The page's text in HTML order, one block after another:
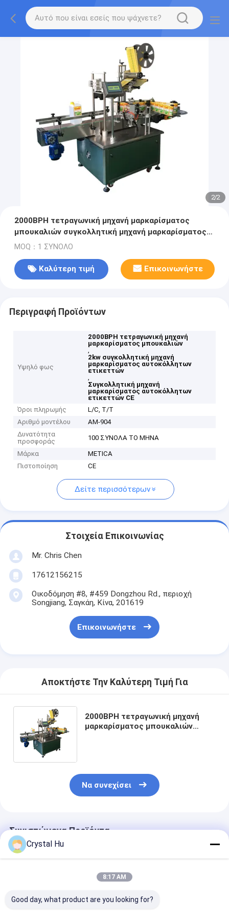
2/2
2000BPH τετραγωνική μηχανή μαρκαρίσματος
μπουκαλιών συγκολλητική μηχανή μαρκαρίσματος
αυτοκόλλητων ετικεττών
MOQ：1 ΣΥΝΟΛΟ
Καλύτερη τιμή Επικοινωνήστε
Περιγραφή Προϊόντων
Υψηλό φως
2000BPH τετραγωνική μηχανή
μαρκαρίσματος μπουκαλιών
,
2kw συγκολλητική μηχανή
μαρκαρίσματος αυτοκόλλητων
ετικεττών
,
Συγκολλητική μηχανή
μαρκαρίσματος αυτοκόλλητων
ετικεττών CE
Όροι πληρωμής
L/C, T/T
Αριθμό μοντέλου
ΑΜ-904
Δυνατότητα
προσφοράς
100 ΣΥΝΟΛΑ ΤΟ ΜΗΝΑ
Μάρκα
METICA
Πιστοποίηση
CE
Δείτε περισσότερων
Στοιχεία Επικοινωνίας
Mr. Chris Chen
17612156215
Οικοδόμηση #8, #459 Dongzhou Rd., περιοχή
Songjiang, Σαγκάη, Κίνα, 201619
Επικοινωνήστε
Αποκτήστε Την Καλύτερη Τιμή Για
2000BPH τετραγωνική μηχανή
μαρκαρίσματος μπουκαλιών
Να συνεχίσει
Συνιστώμενα Προϊόντα
Crystal Hu
8:17 AM
Good day, what product are you looking for?